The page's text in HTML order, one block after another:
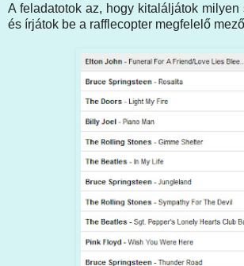
A feladatotok az, hogy kitaláljátok
és írjátok be a rafflecopter megfelelő